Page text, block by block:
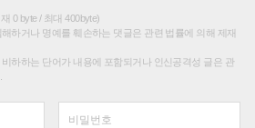
0 byte / 최대 400byte)
하거나 명예를 훼손하는 댓글은 관련 법률에 의해 제재
하하는 단어가 내용에 포함되거나 인신공격성 글은 관